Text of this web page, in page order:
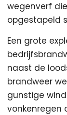
wegenverf
opgestapeld
Een grote
naast de
brandweer
gunstige
vonkenregen